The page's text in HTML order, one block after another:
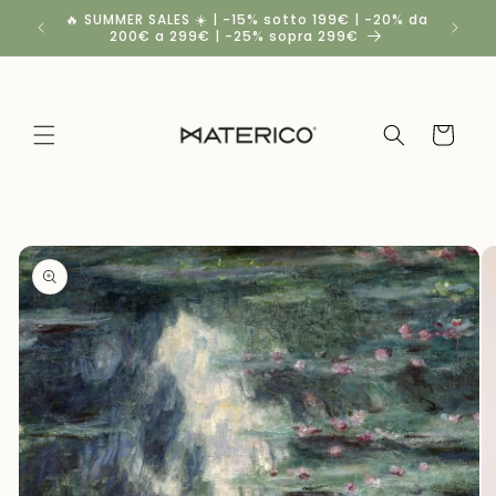
direttamente
ai contenuti
🔥 SUMMER SALES ☀️ | -15% sotto 199€ | -20% da
200€ a 299€ | -25% sopra 299€
Carrello
informazioni
sul
prodotto